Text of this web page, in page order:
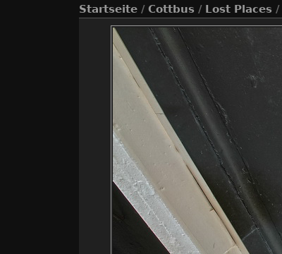
Startseite / Cottbus / Lost Places /